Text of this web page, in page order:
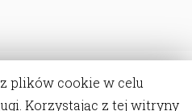
plików cookie w celu
Korzystając z tej witryny